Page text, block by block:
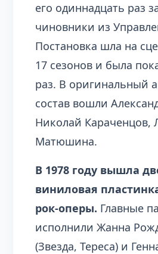
его одиннадцать раз
чиновники из
Постановка шла на
17 сезонов и была
раз. В оригинальный
состав вошли
Николай Караченцов,
Матюшина.
В 1978 году вышла
виниловая
рок-оперы. Главные
исполнили Жанна
(Звезда, Тереса) и